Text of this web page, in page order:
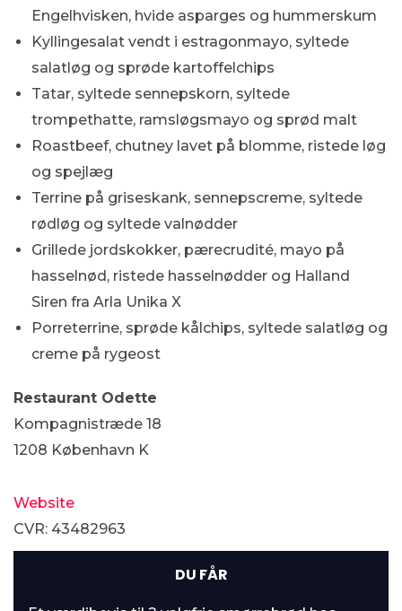
Engelhvisken, hvide asparges og hummerskum
Kyllingesalat vendt i estragonmayo, syltede
salatløg og sprøde kartoffelchips
Tatar, syltede sennepskorn, syltede
trompethatte, ramsløgsmayo og sprød malt
Roastbeef, chutney lavet på blomme, ristede løg
og spejlæg
Terrine på griseskank, sennepscreme, syltede
rødløg og syltede valnødder
Grillede jordskokker, pærecrudité, mayo på
hasselnød, ristede hasselnødder og Halland
Siren fra Arla Unika X
Porreterrine, sprøde kålchips, syltede salatløg og
creme på rygeost
Restaurant Odette
Kompagnistræde 18
1208 København K
Website
CVR: 43482963
DU FÅR